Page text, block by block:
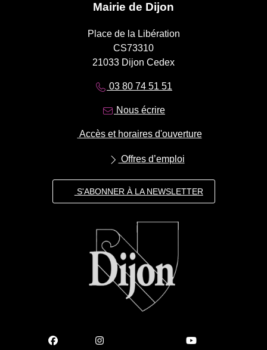
Mairie de Dijon
Place de la Libération
CS73310
21033 Dijon Cedex
03 80 74 51 51
Nous écrire
Accès et horaires d'ouverture
Offres d’emploi
S'ABONNER À LA NEWSLETTER